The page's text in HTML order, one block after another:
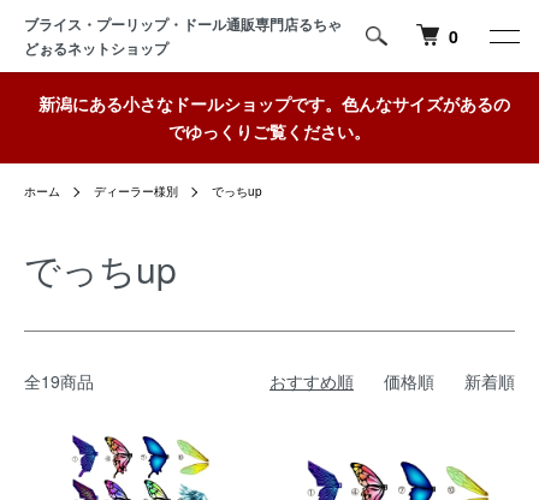
ブライス・プーリップ・ドール通販専門店るちゃ
どぉるネットショップ
0
新潟にある小さなドールショップです。色んなサイズがあるの
でゆっくりご覧ください。
ホーム ディーラー様別 でっちup
でっちup
全19商品 おすすめ順 価格順 新着順